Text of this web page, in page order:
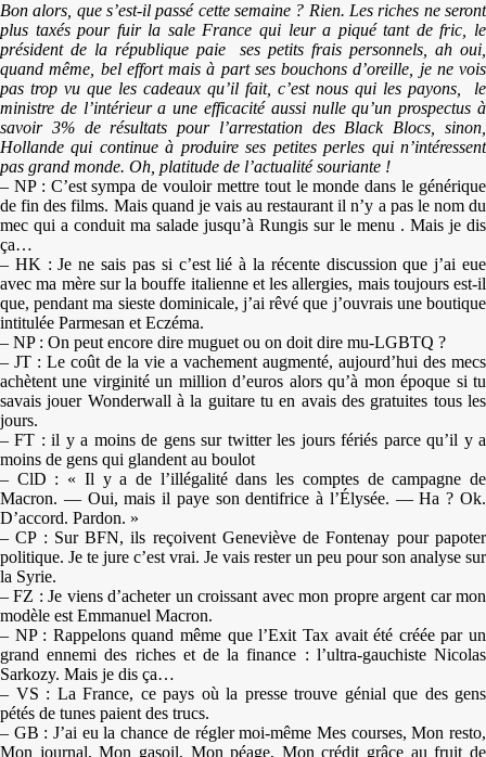
Bon alors, que s’est-il passé cette semaine ? Rien. Les riches ne seront
plus taxés pour fuir la sale France qui leur a piqué tant de fric, le
président de la république paie ses petits frais personnels, ah oui,
quand même, bel effort mais à part ses bouchons d’oreille, je ne vois
pas trop vu que les cadeaux qu’il fait, c’est nous qui les payons, le
ministre de l’intérieur a une efficacité aussi nulle qu’un prospectus à
savoir 3% de résultats pour l’arrestation des Black Blocs, sinon,
Hollande qui continue à produire ses petites perles qui n’intéressent
pas grand monde. Oh, platitude de l’actualité souriante !
– NP : C’est sympa de vouloir mettre tout le monde dans le générique
de fin des films. Mais quand je vais au restaurant il n’y a pas le nom du
mec qui a conduit ma salade jusqu’à Rungis sur le menu . Mais je dis
ça…
– HK : Je ne sais pas si c’est lié à la récente discussion que j’ai eue
avec ma mère sur la bouffe italienne et les allergies, mais toujours est-il
que, pendant ma sieste dominicale, j’ai rêvé que j’ouvrais une boutique
intitulée Parmesan et Eczéma.
– NP : On peut encore dire muguet ou on doit dire mu-LGBTQ ?
– JT : Le coût de la vie a vachement augmenté, aujourd’hui des mecs
achètent une virginité un million d’euros alors qu’à mon époque si tu
savais jouer Wonderwall à la guitare tu en avais des gratuites tous les
jours.
– FT : il y a moins de gens sur twitter les jours fériés parce qu’il y a
moins de gens qui glandent au boulot
– ClD : « Il y a de l’illégalité dans les comptes de campagne de
Macron. — Oui, mais il paye son dentifrice à l’Élysée. — Ha ? Ok.
D’accord. Pardon. »
– CP : Sur BFN, ils reçoivent Geneviève de Fontenay pour papoter
politique. Je te jure c’est vrai. Je vais rester un peu pour son analyse sur
la Syrie.
– FZ : Je viens d’acheter un croissant avec mon propre argent car mon
modèle est Emmanuel Macron.
– NP : Rappelons quand même que l’Exit Tax avait été créée par un
grand ennemi des riches et de la finance : l’ultra-gauchiste Nicolas
Sarkozy. Mais je dis ça…
– VS : La France, ce pays où la presse trouve génial que des gens
pétés de tunes paient des trucs.
– GB : J’ai eu la chance de régler moi-même Mes courses, Mon resto,
Mon journal, Mon gasoil, Mon péage, Mon crédit grâce au fruit de